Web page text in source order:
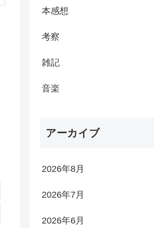
本感想
考察
雑記
音楽
アーカイブ
2026年8月
2026年7月
2026年6月